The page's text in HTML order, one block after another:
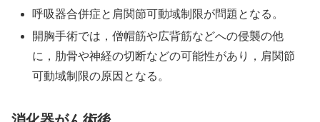
呼吸器合併症と肩関節可動域制限が問題となる。
開胸手術では，僧帽筋や広背筋などへの侵襲の他
に，肋骨や神経の切断などの可能性があり，肩関節
可動域制限の原因となる。